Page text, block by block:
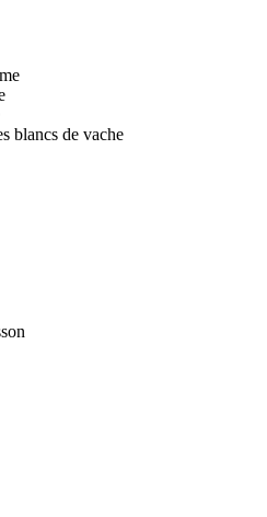
blancs de vache